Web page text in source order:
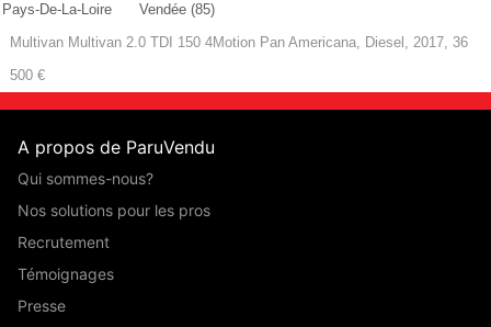
Pays-De-La-Loire
Vendée (85)
Multivan Multivan 2.0 TDI 150 4Motion Pan Americana, Diesel, 2017, 36
500 €
A propos de ParuVendu
Qui sommes-nous?
Nos solutions pour les pros
Recrutement
Témoignages
Presse